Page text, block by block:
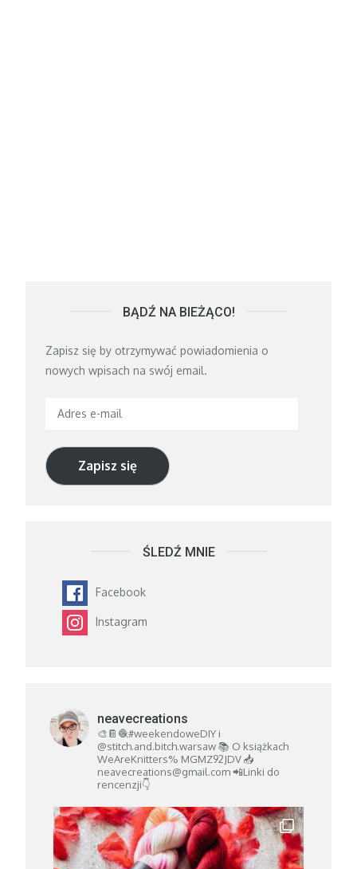
BĄDŹ NA BIEŻĄCO!
Zapisz się by otrzymywać powiadomienia o
nowych wpisach na swój email.
Adres
mail
Zapisz się
ŚLEDŹ MNIE
Facebook
Instagram
neavecreations
🎨📔🧶#weekendoweDIY i
@stitch.and.bitch.warsaw📚 O książkach
WeAreKnitters% MGMZ92JDV📥
neavecreations@gmail.com📲Linki do
rencenzji👇